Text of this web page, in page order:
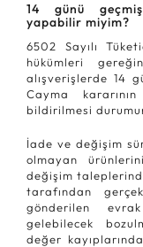
14 günü
yapabilir miyim?
6502 Sayılı
hükümleri
alışverişlerde 14
Cayma
bildirilmesi
İade ve değişim
olmayan
değişim
tarafından
gönderilen
gelebilecek
değer